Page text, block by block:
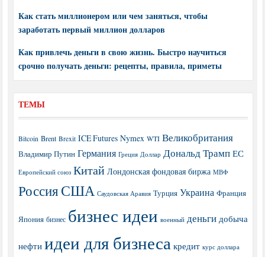
Как стать миллионером или чем заняться, чтобы
заработать первый миллион долларов
Как привлечь деньги в свою жизнь. Быстро научиться
срочно получать деньги: рецепты, правила, приметы
ТЕМЫ
Bitcoin Brent Brexit ICE Futures Nymex WTI Великобритания
Владимир Путин Германия Греция Доллар Дональд Трамп ЕС
Европейский союз Китай Лондонская фондовая биржа МВФ
РоссияСША Саудовская Аравия Турция Украина Франция
Япония бизнес бизнес идеи военный деньги добыча
нефти идеи для бизнеса кредит курс доллара